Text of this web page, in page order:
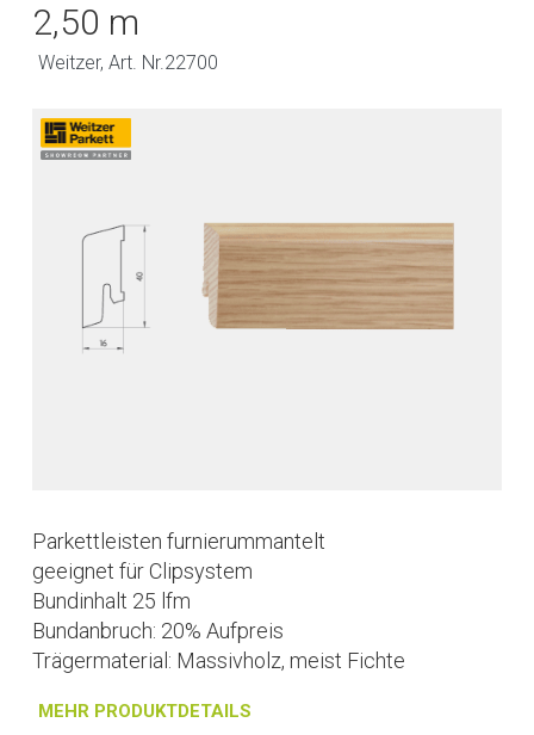
2,50 m
Weitzer, Art. Nr.22700
Parkettleisten furnierummantelt
geeignet für Clipsystem
Bundinhalt 25 lfm
Bundanbruch: 20% Aufpreis
Trägermaterial: Massivholz, meist Fichte
MEHR PRODUKTDETAILS